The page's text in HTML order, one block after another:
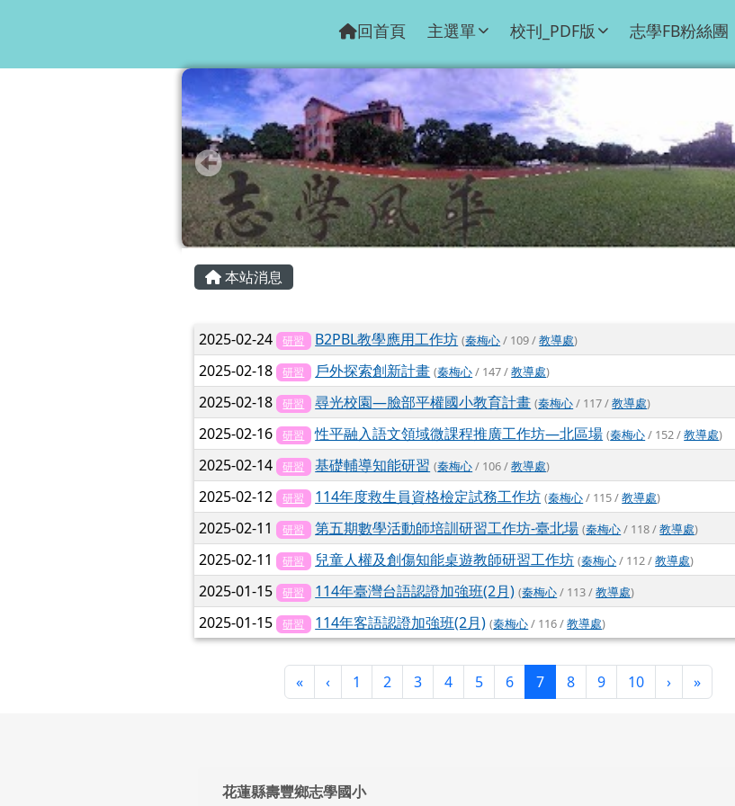
回首頁 主選單 校刊_PDF版 志學FB粉絲團
主內容區域
本站消息
文章列表
2025-02-24 研習 B2PBL教學應用工作坊 (秦梅心/ 109 /教導處)
2025-02-18 研習 戶外探索創新計畫 (秦梅心/ 147 /教導處)
2025-02-18 研習 尋光校園—臉部平權國小教育計畫 (秦梅心/ 117 /教導處)
2025-02-16 研習 性平融入語文領域微課程推廣工作坊—北區場 (秦梅心/ 152 /教導處)
2025-02-14 研習 基礎輔導知能研習 (秦梅心/ 106 /教導處)
2025-02-12 研習 114年度救生員資格檢定試務工作坊 (秦梅心/ 115 /教導處)
2025-02-11 研習 第五期數學活動師培訓研習工作坊-臺北場 (秦梅心/ 118 /教導處)
2025-02-11 研習 兒童人權及創傷知能桌遊教師研習工作坊 (秦梅心/ 112 /教導處)
2025-01-15 研習 114年臺灣台語認證加強班(2月) (秦梅心/ 113 /教導處)
2025-01-15 研習 114年客語認證加強班(2月) (秦梅心/ 116 /教導處)
«第一頁
‹上一頁
1 2 3 4 5 6 7(目前頁次)
8 9 10 ›下一頁
»最後頁
頁尾區域內容
花蓮縣壽豐鄉志學國小